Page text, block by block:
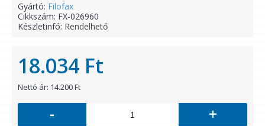
Gyártó: Filofax
Cikkszám: FX-026960
Készletinfó: Rendelhető
18.034 Ft
Nettó ár: 14.200 Ft
- +